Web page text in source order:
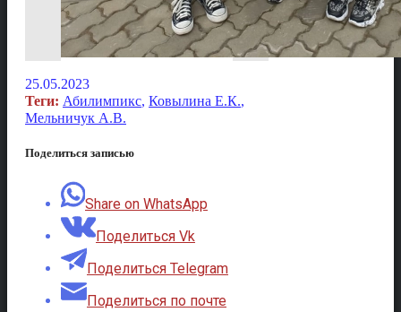
25.05.2023
Теги: Абилимпикс, Ковылина Е.К.,
Мельничук А.В.
Поделиться записью
Share on WhatsApp
Поделиться Vk
Поделиться Telegram
Поделиться по почте